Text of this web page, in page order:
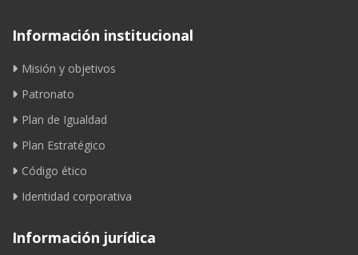
Información institucional
Misión y objetivos
Patronato
Plan de Igualdad
Plan Estratégico
Código ético
Identidad corporativa
Información jurídica